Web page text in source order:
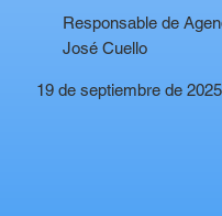
Responsable de
José Cuello
19 de septiembre de